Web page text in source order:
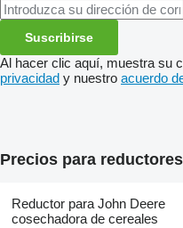
Suscribirse
Al hacer clic aquí, muestra su
privacidad y nuestro acuerdo
Precios para reductores
Reductor para John Deere
cosechadora de cereales